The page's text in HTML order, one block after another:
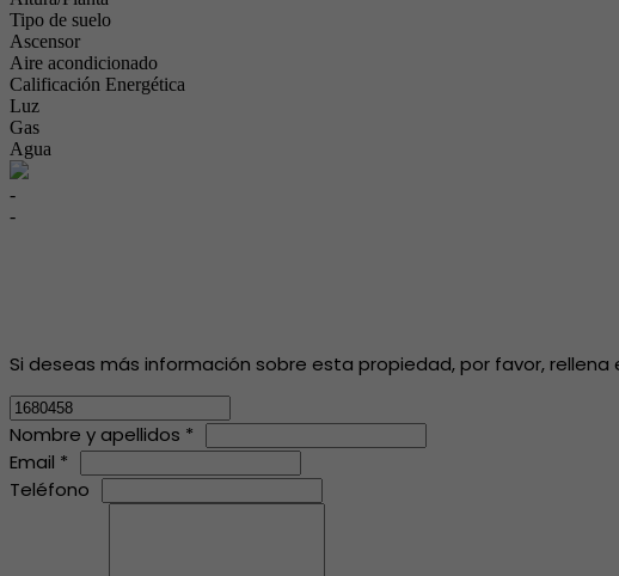
Tipo de suelo
Ascensor
Aire acondicionado
Calificación Energética
Luz
Gas
Agua
-
-
Si deseas más información sobre esta propiedad, por favor, rellena
Nombre y apellidos *
Email *
Teléfono